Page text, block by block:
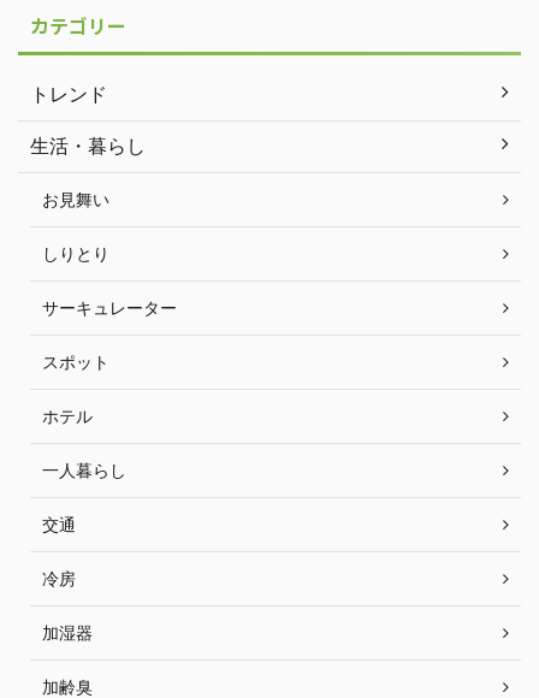
カテゴリー
トレンド
生活・暮らし
お見舞い
しりとり
サーキュレーター
スポット
ホテル
一人暮らし
交通
冷房
加湿器
加齢臭